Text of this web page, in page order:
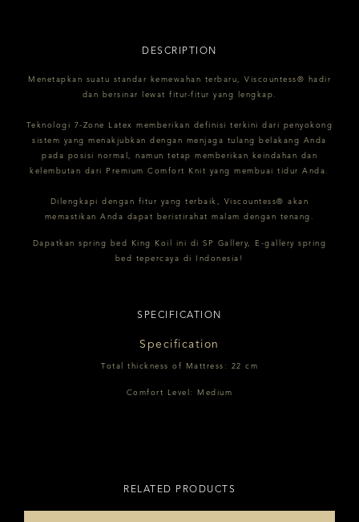
DESCRIPTION
Menetapkan suatu standar kemewahan terbaru, Viscountess® hadir
dan bersinar lewat fitur-fitur yang lengkap.
Teknologi 7-Zone Latex memberikan definisi terkini dari penyokong
sistem yang menakjubkan dengan menjaga tulang belakang Anda
pada posisi normal, namun tetap memberikan keindahan dan
kelembutan dari Premium Comfort Knit yang membuai tidur Anda.
Dilengkapi dengan fitur yang terbaik, Viscountess® akan
memastikan Anda dapat beristirahat malam dengan tenang.
Dapatkan spring bed King Koil ini di SP Gallery, E-gallery spring
bed tepercaya di Indonesia!
SPECIFICATION
Specification
Total thickness of Mattress: 22 cm
Comfort Level: Medium
RELATED PRODUCTS